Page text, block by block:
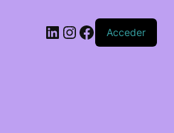
LinkedIn
Instagram
Facebook
Acceder